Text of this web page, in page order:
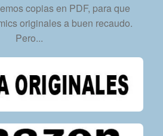
copias en PDF, para que
originales a buen recaudo.
Pero...